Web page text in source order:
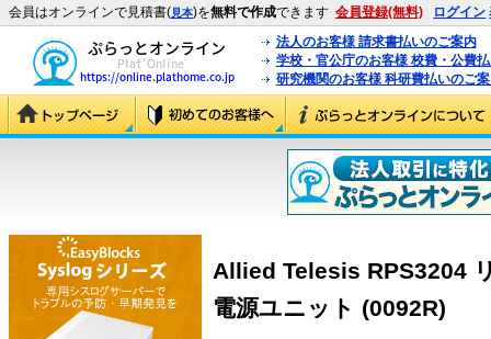
会員はオンラインで見積書(見本)を無料で作成できます 会員登録(無料) ログイン
法人のお客様 請求書払いのご案内
学校・官公庁のお客様 校費・公費
研究機関のお客様 科研費払いのご
Allied Telesis RPS3204
電源ユニット (0092R)